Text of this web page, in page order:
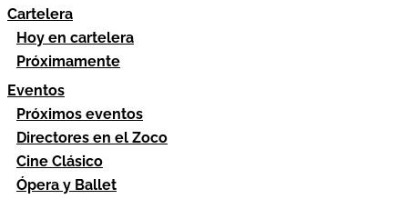
Cartelera
Hoy en cartelera
Próximamente
Eventos
Próximos eventos
Directores en el Zoco
Cine Clásico
Ópera y Ballet